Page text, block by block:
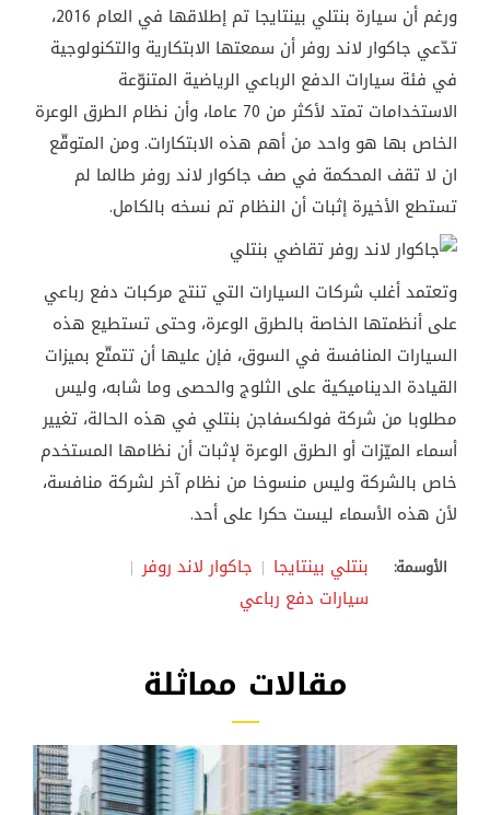
ورغم أن سيارة بنتلي بينتايجا تم إطلاقها في العام 2016،
تدّعي جاكوار لاند روفر أن سمعتها الابتكارية والتكنولوجية
في فئة سيارات الدفع الرباعي الرياضية المتنوّعة
الاستخدامات تمتد لأكثر من 70 عاما، وأن نظام الطرق الوعرة
الخاص بها هو واحد من أهم هذه الابتكارات. ومن المتوقّع
ان لا تقف المحكمة في صف جاكوار لاند روفر طالما لم
تستطع الأخيرة إثبات أن النظام تم نسخه بالكامل.
وتعتمد أغلب شركات السيارات التي تنتج مركبات دفع رباعي
على أنظمتها الخاصة بالطرق الوعرة، وحتى تستطيع هذه
السيارات المنافسة في السوق، فإن عليها أن تتمتّع بميزات
القيادة الديناميكية على الثلوج والحصى وما شابه، وليس
مطلوبا من شركة فولكسفاجن بنتلي في هذه الحالة، تغيير
أسماء الميّزات أو الطرق الوعرة لإثبات أن نظامها المستخدم
خاص بالشركة وليس منسوخا من نظام آخر لشركة منافسة،
لأن هذه الأسماء ليست حكرا على أحد.
الأوسمة: بنتلي بينتايجا
جاكوار لاند روفر
سيارات دفع رباعي
مقالات مماثلة